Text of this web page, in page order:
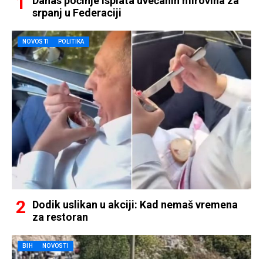
srpanj u Federaciji
NOVOSTI POLITIKA
Dodik uslikan u akciji: Kad nemaš vremena
za restoran
BIH NOVOSTI